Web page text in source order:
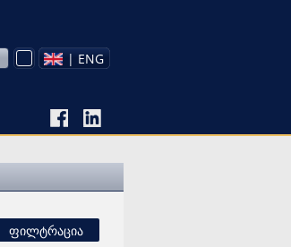
| ENG
ფილტრაცია